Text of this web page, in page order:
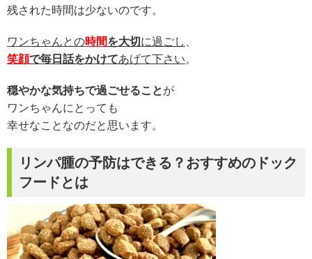
残された時間は少ないのです。
ワンちゃんとの時間を大切 に過ごし
笑顔で毎日話をかけてあげて下さい。
穏やかな気持ちで過ごせることが
ワンちゃんにとっても
幸せなことなのだと思います。
リンパ腫の予防はできる？おすすめのドック
フードとは